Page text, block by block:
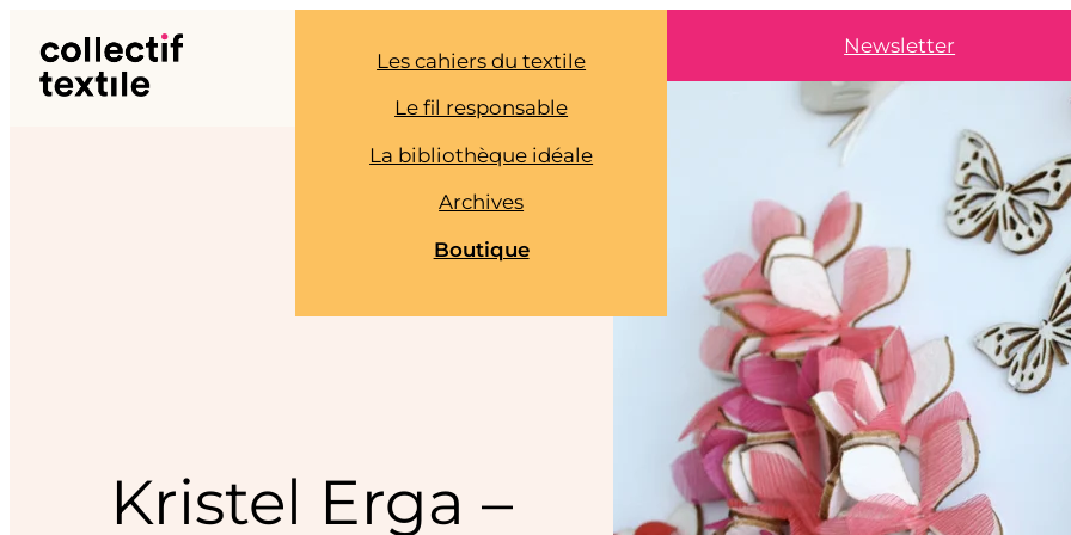
contenu
Les cahiers du textile
Le fil responsable
La bibliothèque idéale
Archives
Boutique
Newsletter
Kristel Erga –